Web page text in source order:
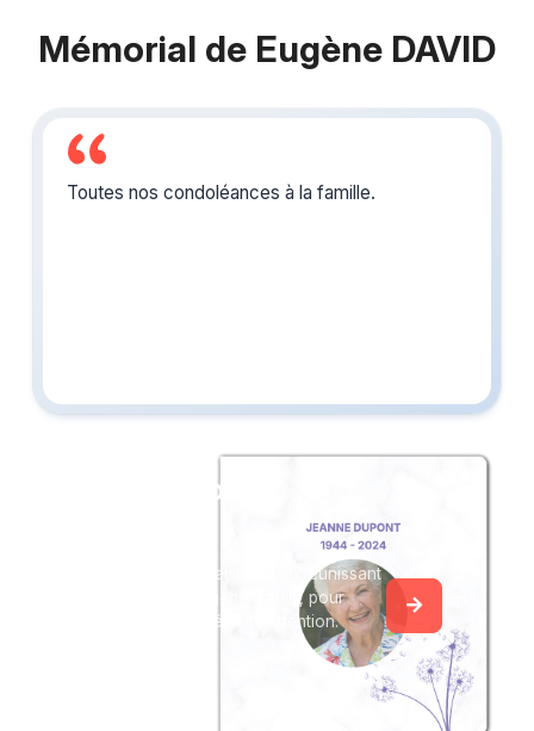
Mémorial de Eugène DAVID
Toutes nos condoléances à la famille.
Créez un album
Créez un album collaboratif en réunissant
les hommages à Eugène DAVID, pour
vous ou pour une délicate attention.